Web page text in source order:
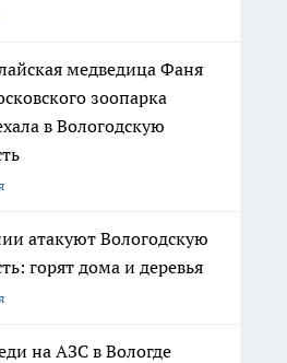
медведица Фаня
зоопарка
в Вологодскую
атакуют Вологодскую
горят дома и деревья
на АЗС в Вологде